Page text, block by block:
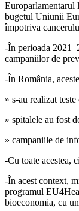
Europarlamentarul
bugetul Uniunii
împotriva
-În perioada
campaniilor de
-În România,
» s-au realizat
» spitalele au fost
» campaniile de
-Cu toate acestea,
-În acest context,
programul
bioeconomia, cu